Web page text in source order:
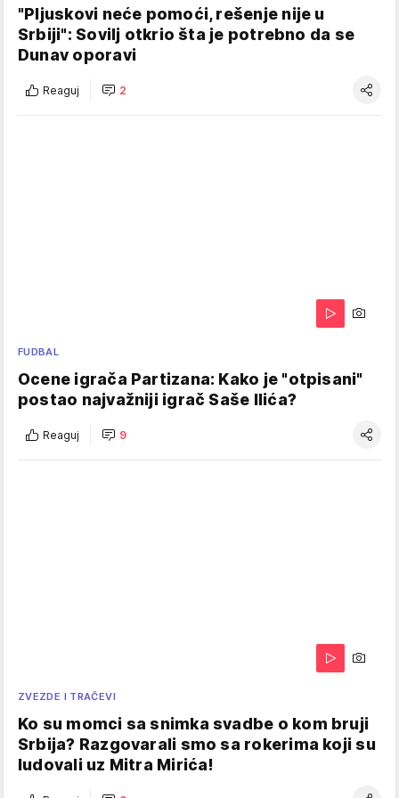
"Pljuskovi neće pomoći, rešenje nije u
Srbiji": Sovilj otkrio šta je potrebno da se
Dunav oporavi
Reaguj 2
FUDBAL
Ocene igrača Partizana: Kako je "otpisani"
postao najvažniji igrač Saše Ilića?
Reaguj 9
ZVEZDE I TRAČEVI
Ko su momci sa snimka svadbe o kom bruji
Srbija? Razgovarali smo sa rokerima koji su
ludovali uz Mitra Mirića!